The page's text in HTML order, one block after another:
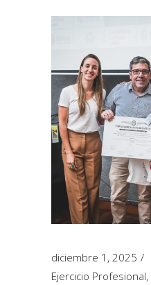
diciembre 1, 2025
Ejercicio Profesional,